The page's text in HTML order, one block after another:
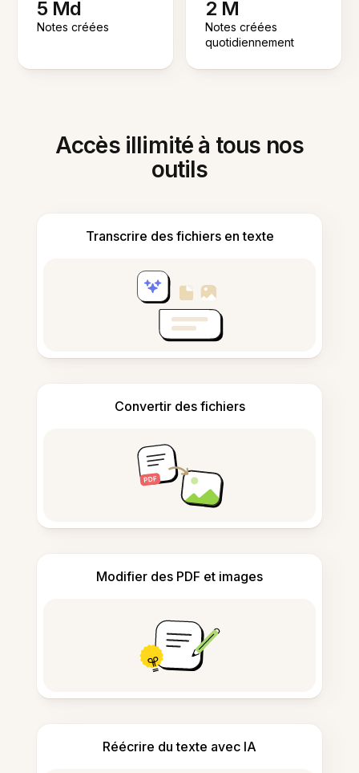
5 Md
Notes créées
2 M
Notes créées
quotidiennement
Accès illimité à tous nos
outils
Transcrire des fichiers en texte
Convertir des fichiers
Modifier des PDF et images
Réécrire du texte avec IA